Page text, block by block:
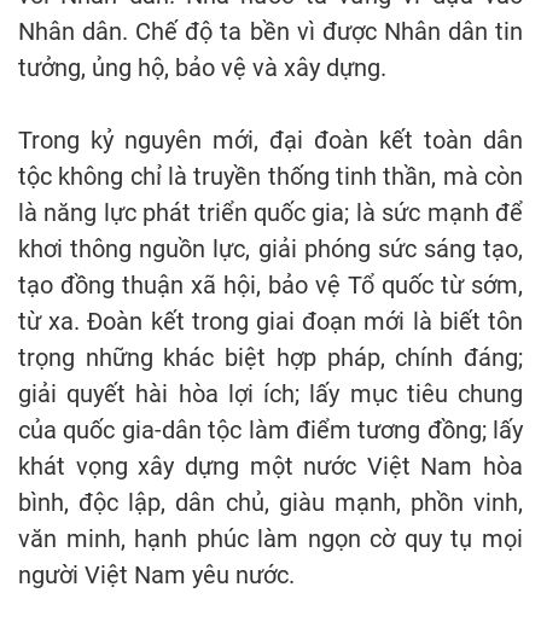
Nhân dân. Chế độ ta bền vì được Nhân dân tin
tưởng, ủng hộ, bảo vệ và xây dựng.
Trong kỷ nguyên mới, đại đoàn kết toàn dân
tộc không chỉ là truyền thống tinh thần, mà còn
là năng lực phát triển quốc gia; là sức mạnh để
khơi thông nguồn lực, giải phóng sức sáng tạo,
tạo đồng thuận xã hội, bảo vệ Tổ quốc từ sớm,
từ xa. Đoàn kết trong giai đoạn mới là biết tôn
trọng những khác biệt hợp pháp, chính đáng;
giải quyết hài hòa lợi ích; lấy mục tiêu chung
của quốc gia-dân tộc làm điểm tương đồng; lấy
khát vọng xây dựng một nước Việt Nam hòa
bình, độc lập, dân chủ, giàu mạnh, phồn vinh,
văn minh, hạnh phúc làm ngọn cờ quy tụ mọi
người Việt Nam yêu nước.